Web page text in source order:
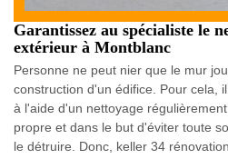
Garantissez au spécialiste le
extérieur à Montblanc
Personne ne peut nier que le mur
construction d'un édifice. Pour cela,
à l'aide d'un nettoyage
propre et dans le but d'éviter toute
le détruire. Donc, keller 34